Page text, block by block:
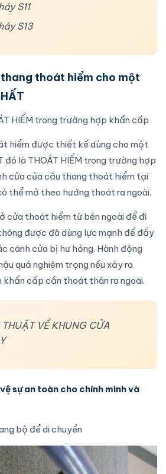
S11
S13
thoát hiểm cho một
HIỂM trong trường hợp khẩn cấp
hiểm được thiết kế dùng cho một
đó là THOÁT HIỂM trong trường hợp
cửa của cầu thang thoát hiểm tại
thể mở theo hướng thoát ra ngoài.
cửa thoát hiểm từ bên ngoài để đi
được đã dùng lực mạnh để đẩy
cánh cửa bị hư hỏng. Hành động
quả nghiêm trọng nếu xảy ra
khẩn cấp cần thoát thân ra ngoài.
VỀ KHUNG CỬA
sự an toàn cho chính mình và
bộ để di chuyển